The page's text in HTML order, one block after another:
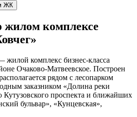
ЖК
комплексе
комплекс бизнес-класса
Очаково-Матвеевское. Построен
рядом с лесопарком
заказником «Долина реки
Кутузовского проспекта и ближайших
бульвар», «Кунцевская»,